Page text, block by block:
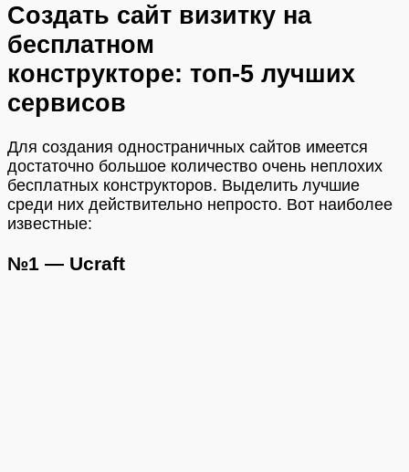
Создать сайт визитку на
бесплатном
конструкторе: топ-5 лучших
сервисов
Для создания одностраничных сайтов имеется
достаточно большое количество очень неплохих
бесплатных конструкторов. Выделить лучшие
среди них действительно непросто. Вот наиболее
известные:
№1 — Ucraft